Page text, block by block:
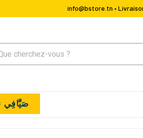
info@bstore.tn •
صَيَّافِي